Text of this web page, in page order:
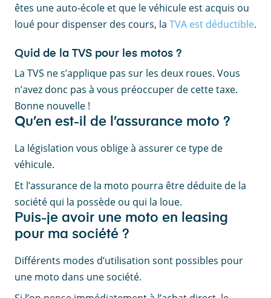
êtes une auto-école et que le véhicule est acquis ou
loué pour dispenser des cours, la TVA est déductible.
Quid de la TVS pour les motos ?
La TVS ne s’applique pas sur les deux roues. Vous
n’avez donc pas à vous préoccuper de cette taxe.
Bonne nouvelle !
Qu’en est-il de l’assurance moto ?
La législation vous oblige à assurer ce type de
véhicule.
Et l’assurance de la moto pourra être déduite de la
société qui la possède ou qui la loue.
Puis-je avoir une moto en leasing
pour ma société ?
Différents modes d’utilisation sont possibles pour
une moto dans une société.